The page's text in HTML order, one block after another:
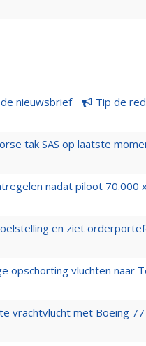
nieuwsbrief Tip de
tak SAS op laatste
nadat piloot 70.000
en ziet
opschorting vluchten naar
vrachtvlucht met Boeing